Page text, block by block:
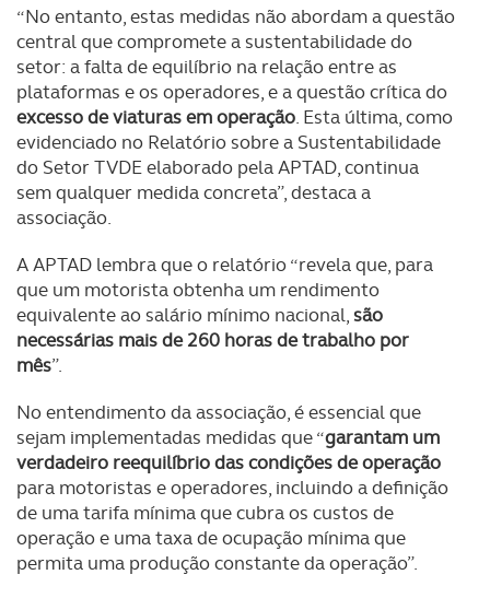
necessário no contexto dos serviços a prestar.
Realçamos que o bloqueio de certo tipo de Cookies e
tecnologias similares pode ter impacto na sua
experiência de navegação no Website e nos serviços
disponibilizados.
Consulte a política de cookies do site.
“No entanto, estas medidas não abordam a questão
central que compromete a sustentabilidade do
setor: a falta de equilíbrio na relação entre as
plataformas e os operadores, e a questão crítica do
excesso de viaturas em operação. Esta última, como
evidenciado no Relatório sobre a Sustentabilidade
do Setor TVDE elaborado pela APTAD, continua
sem qualquer medida concreta”, destaca a
associação.
A APTAD lembra que o relatório “revela que, para
que um motorista obtenha um rendimento
equivalente ao salário mínimo nacional,são
necessárias mais de 260 horas de trabalho por
mês”.
No entendimento da associação, é essencial que
sejam implementadas medidas que “garantam um
verdadeiro reequilíbrio das condições de operação
para motoristas e operadores, incluindo a definição
de uma tarifa mínima que cubra os custos de
operação e uma taxa de ocupação mínima que
permita uma produção constante da operação”.